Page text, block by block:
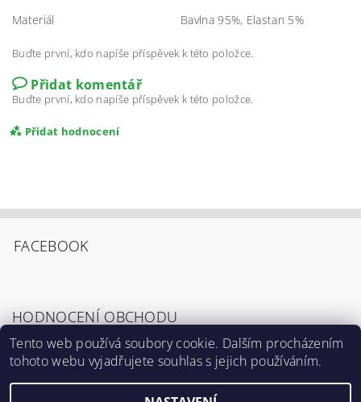
Materiál Bavlna 95%, Elastan 5%
Buďte první, kdo napíše příspěvek k této položce.
Přidat komentář
Buďte první, kdo napíše příspěvek k této položce.
Přidat hodnocení
Souhlasím sPodmínkami ochrany osobních
FACEBOOK
HODNOCENÍ OBCHODU
Zobrazit všechna hodnocení obchodu
Tento web používá soubory cookie. Dalším procházením
tohoto webu vyjadřujete souhlas s jejich používáním.